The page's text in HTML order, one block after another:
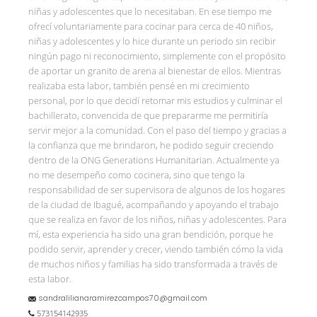
niñas y adolescentes que lo necesitaban. En ese tiempo me
ofrecí voluntariamente para cocinar para cerca de 40 niños,
niñas y adolescentes y lo hice durante un periodo sin recibir
ningún pago ni reconocimiento, simplemente con el propósito
de aportar un granito de arena al bienestar de ellos. Mientras
realizaba esta labor, también pensé en mi crecimiento
personal, por lo que decidí retomar mis estudios y culminar el
bachillerato, convencida de que prepararme me permitiría
servir mejor a la comunidad. Con el paso del tiempo y gracias a
la confianza que me brindaron, he podido seguir creciendo
dentro de la ONG Generations Humanitarian. Actualmente ya
no me desempeño como cocinera, sino que tengo la
responsabilidad de ser supervisora de algunos de los hogares
de la ciudad de Ibagué, acompañando y apoyando el trabajo
que se realiza en favor de los niños, niñas y adolescentes. Para
mí, esta experiencia ha sido una gran bendición, porque he
podido servir, aprender y crecer, viendo también cómo la vida
de muchos niños y familias ha sido transformada a través de
esta labor.
sandralilianaramirezcampos70@gmail.com
573154142935